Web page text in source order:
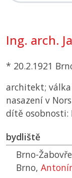
Ing. arch.
* 20.2.1921
architekt;
nasazení v
dítě osobnosti:
bydliště
Brno-
Brno,